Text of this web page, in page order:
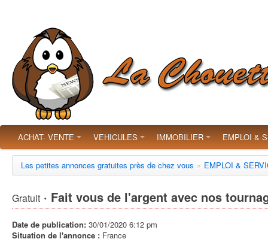
ACHAT- VENTE VEHICULES IMMOBILIER EMPLOI &
Les petites annonces gratuites près de chez vous » EMPLOI &
Gratuit · Fait vous de l'argent avec nos
Date de publication: 30/01/2020 6:12 pm
Situation de l'annonce : France